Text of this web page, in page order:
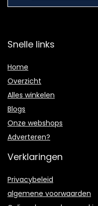
Snelle links
Home
Overzicht
Alles winkelen
Blogs
Onze webshops
Adverteren?
Verklaringen
Privacybeleid
algemene voorwaarden